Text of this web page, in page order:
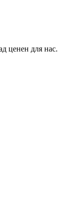
ценен для нас.